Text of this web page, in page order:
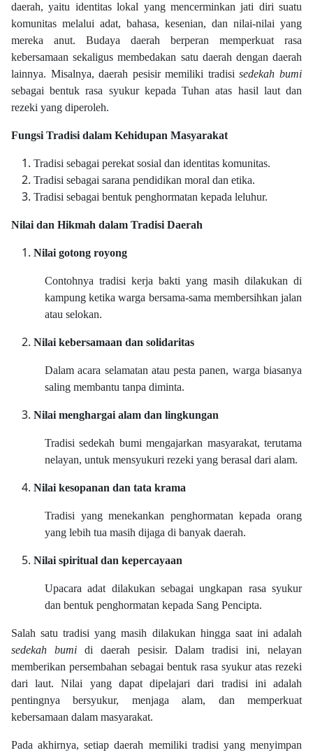
daerah, yaitu identitas lokal yang mencerminkan jati diri suatu
komunitas melalui adat, bahasa, kesenian, dan nilai-nilai yang
mereka anut. Budaya daerah berperan memperkuat rasa
kebersamaan sekaligus membedakan satu daerah dengan daerah
lainnya. Misalnya, daerah pesisir memiliki tradisisedekah bumi
sebagai bentuk rasa syukur kepada Tuhan atas hasil laut dan
rezeki yang diperoleh.
Fungsi Tradisi dalam Kehidupan Masyarakat
Tradisi sebagai perekat sosial dan identitas komunitas.
Tradisi sebagai sarana pendidikan moral dan etika.
Tradisi sebagai bentuk penghormatan kepada leluhur.
Nilai dan Hikmah dalam Tradisi Daerah
Nilai gotong royong
Contohnya tradisi kerja bakti yang masih dilakukan di
kampung ketika warga bersama-sama membersihkan jalan
atau selokan.
Nilai kebersamaan dan solidaritas
Dalam acara selamatan atau pesta panen, warga biasanya
saling membantu tanpa diminta.
Nilai menghargai alam dan lingkungan
Tradisi sedekah bumi mengajarkan masyarakat, terutama
nelayan, untuk mensyukuri rezeki yang berasal dari alam.
Nilai kesopanan dan tata krama
Tradisi yang menekankan penghormatan kepada orang
yang lebih tua masih dijaga di banyak daerah.
Nilai spiritual dan kepercayaan
Upacara adat dilakukan sebagai ungkapan rasa syukur
dan bentuk penghormatan kepada Sang Pencipta.
Salah satu tradisi yang masih dilakukan hingga saat ini adalah
sedekah bumidi daerah pesisir. Dalam tradisi ini, nelayan
memberikan persembahan sebagai bentuk rasa syukur atas rezeki
dari laut. Nilai yang dapat dipelajari dari tradisi ini adalah
pentingnya bersyukur, menjaga alam, dan memperkuat
kebersamaan dalam masyarakat.
Pada akhirnya, setiap daerah memiliki tradisi yang menyimpan